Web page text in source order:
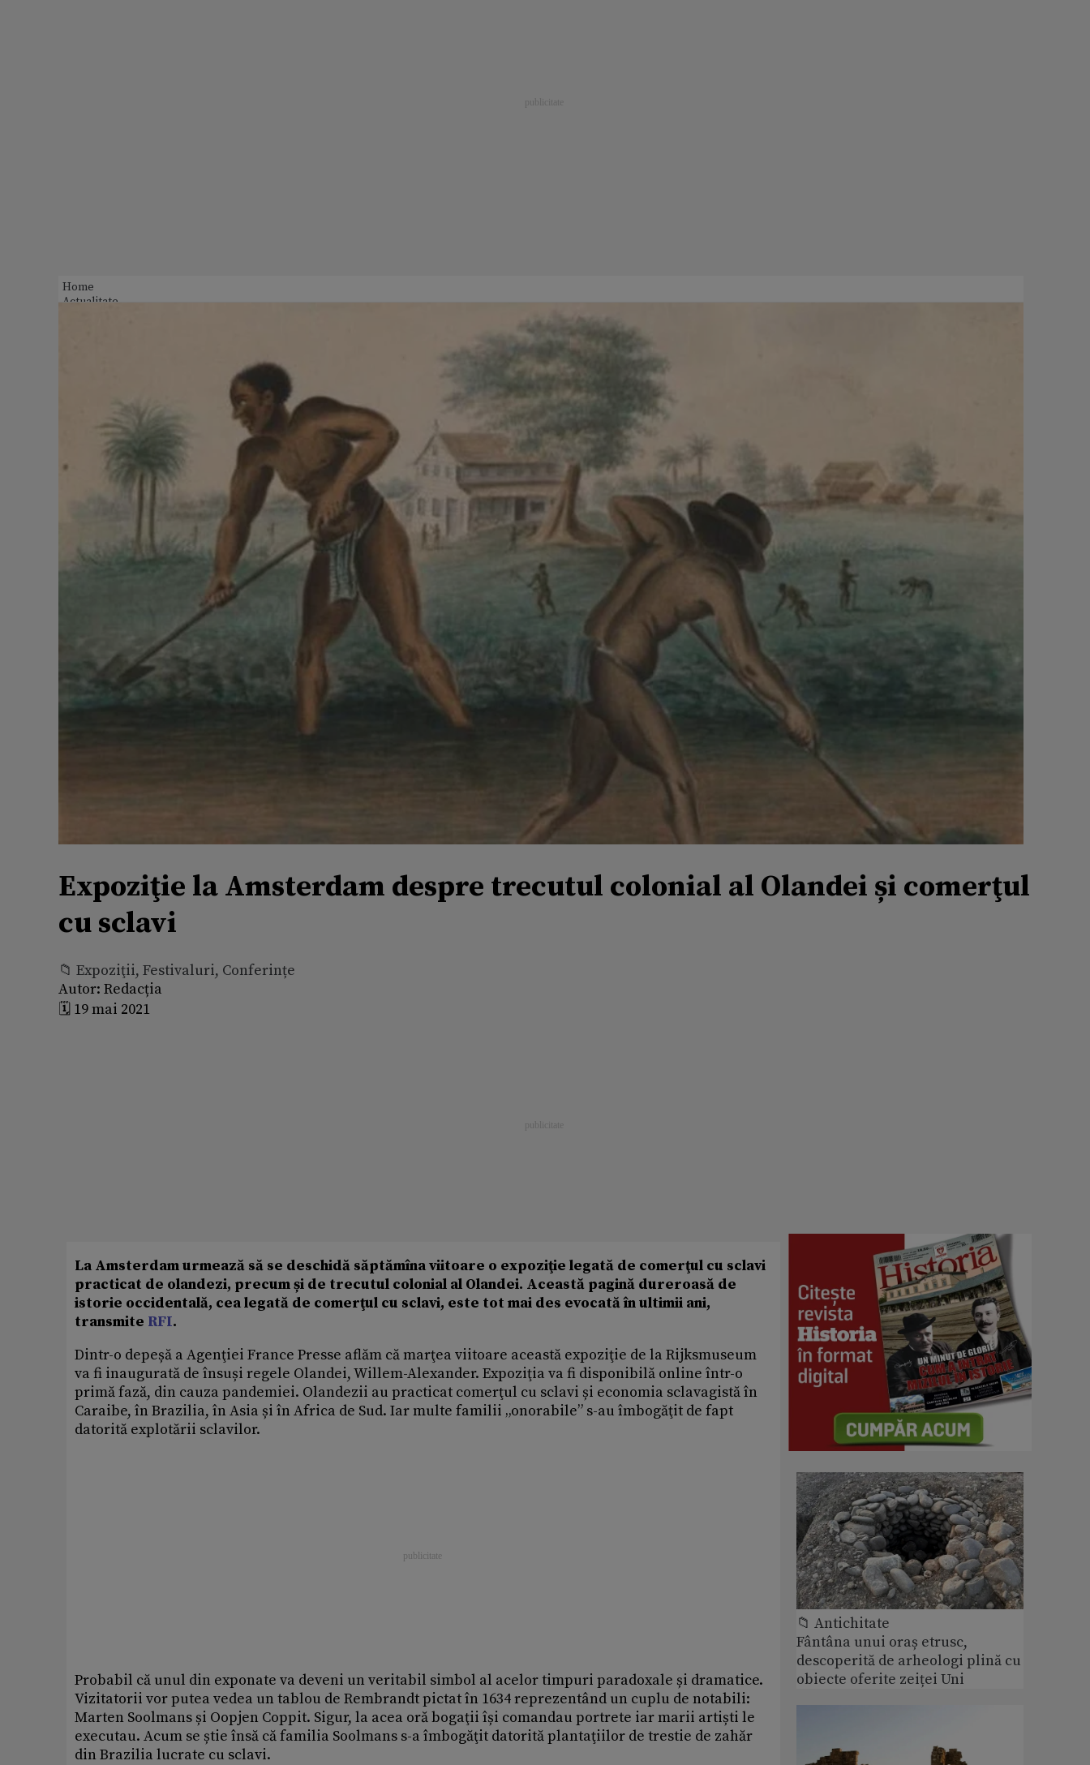
Home
Actualitate
Expoziţie la Amsterdam despre trecutul colonial al Olandei și comerţul
cu sclavi
📁 Expoziţii, Festivaluri, Conferințe
Autor: Redacția
🗓️ 19 mai 2021
La Amsterdam urmează să se deschidă săptămîna viitoare o expoziţie legată de comerţul cu sclavi
practicat de olandezi, precum și de trecutul colonial al Olandei. Această pagină dureroasă de
istorie occidentală, cea legată de comerţul cu sclavi, este tot mai des evocată în ultimii ani,
transmite RFI.
Dintr-o depeșă a Agenţiei France Presse aflăm că marţea viitoare această expoziţie de la Rijksmuseum
va fi inaugurată de însuși regele Olandei, Willem-Alexander. Expoziţia va fi disponibilă online într-o
primă fază, din cauza pandemiei. Olandezii au practicat comerţul cu sclavi și economia sclavagistă în
Caraibe, în Brazilia, în Asia și în Africa de Sud. Iar multe familii „onorabile” s-au îmbogăţit de fapt
datorită explotării sclavilor.
Probabil că unul din exponate va deveni un veritabil simbol al acelor timpuri paradoxale și dramatice.
Vizitatorii vor putea vedea un tablou de Rembrandt pictat în 1634 reprezentând un cuplu de notabili:
Marten Soolmans și Oopjen Coppit. Sigur, la acea oră bogaţii își comandau portrete iar marii artiști le
executau. Acum se știe însă că familia Soolmans s-a îmbogăţit datorită plantaţiilor de trestie de zahăr
din Brazilia lucrate cu sclavi.
📁 Antichitate
Fântâna unui oraș etrusc,
descoperită de arheologi plină cu
obiecte oferite zeiței Uni